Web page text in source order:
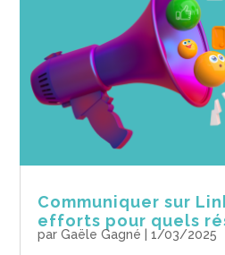
Communiquer sur
efforts pour quels
parGaële Gagné |1/03/2025